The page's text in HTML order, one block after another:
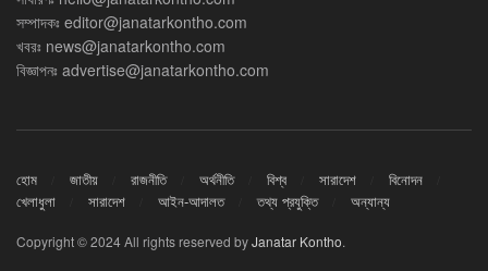
সম্পাদকঃ editor@janatarkontho.com
খবরঃ news@janatarkontho.com
বিজ্ঞাপনঃ advertise@janatarkontho.com
হোম জাতীয় রাজনীতি অর্থনীতি বিশ্ব সারাদেশ
বিনোদন
খেলাধুলা
সারাদেশ আইন-আদালত তথ্য প্রযুক্তি অন্যান্য
Copyright © 2024 All rights reserved byJanatar Kontho.